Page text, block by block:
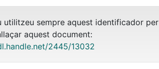
utilitzeu sempre aquest identificador per
aquest document:
2445/13032